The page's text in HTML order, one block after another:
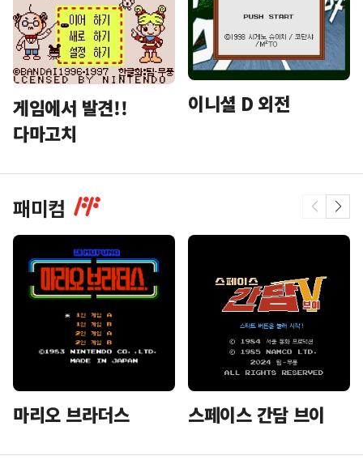
게임에서 발견!!
다마고치
이니셜 D 외전
패미컴
마리오 브라더스 스페이스 간담 브이